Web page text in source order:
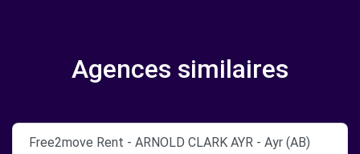
Agences similaires
Free2move Rent - ARNOLD CLARK AYR - Ayr (AB)